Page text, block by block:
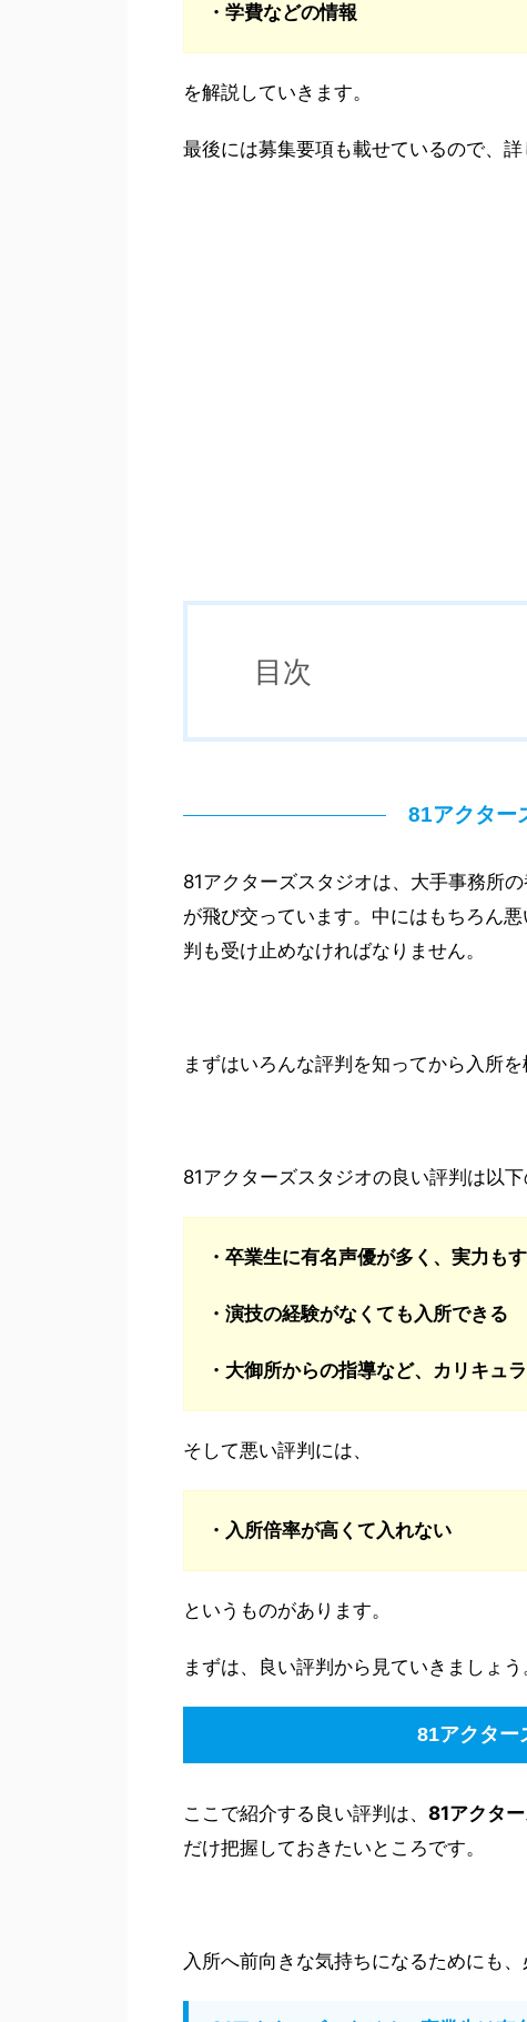
・学費などの情報
を解説していきます。
最後には募集要項も載せているので、
目次
81アクター
81アクターズスタジオは、大手事務所
が飛び交っています。中にはもちろん
判も受け止めなければなりません。
まずはいろんな評判を知ってから入所を
81アクターズスタジオの良い評判は以下
・卒業生に有名声優が多く、実力も
・演技の経験がなくても入所できる
・大御所からの指導など、カリキュ
そして悪い評判には、
・入所倍率が高くて入れない
というものがあります。
まずは、良い評判から見ていきましょう
81アクター
ここで紹介する良い評判は、 81アクタ
だけ把握しておきたいところです。
入所へ前向きな気持ちになるためにも